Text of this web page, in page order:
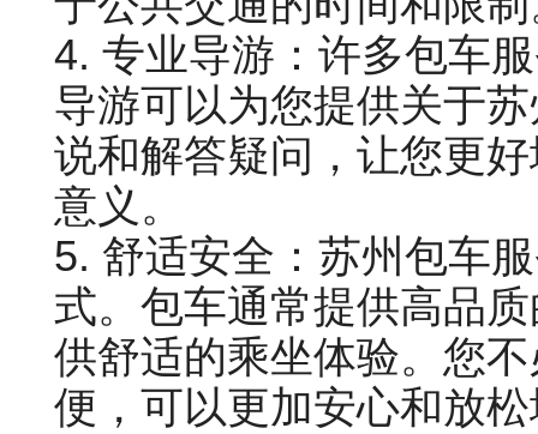
4. 专业导游：许多包车
导游可以为您提供关于
说和解答疑问，让您更
意义。
5. 舒适安全：苏州包车
式。包车通常提供高品
供舒适的乘坐体验。您
便，可以更加安心和放